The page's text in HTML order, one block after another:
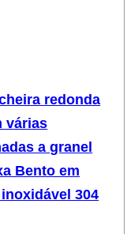
redonda
várias
a granel
Bento em
304